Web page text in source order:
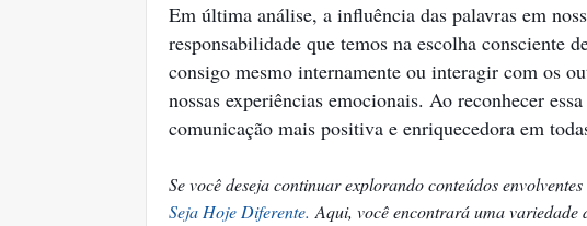
Em última análise, a influência das palavras em
responsabilidade que temos na escolha consciente
consigo mesmo internamente ou interagir com os
nossas experiências emocionais. Ao reconhecer
comunicação mais positiva e enriquecedora em
Se você deseja continuar explorando conteúdos
Seja Hoje Diferente. Aqui, você encontrará uma variedade